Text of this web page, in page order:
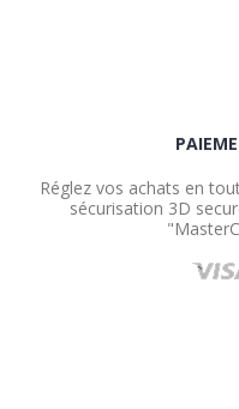
Réglez vos achats en
sécurisation 3D